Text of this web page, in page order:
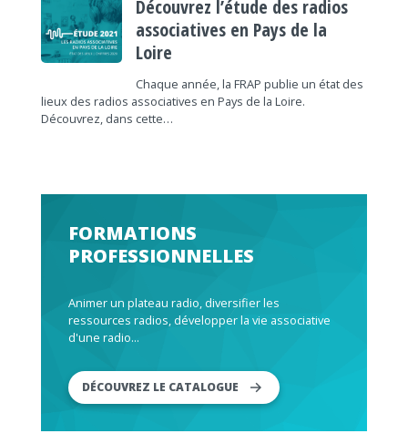
Découvrez l’étude des radios
associatives en Pays de la
Loire
Chaque année, la FRAP publie un état des
lieux des radios associatives en Pays de la Loire.
Découvrez, dans cette…
FORMATIONS
PROFESSIONNELLES
Animer un plateau radio, diversifier les
ressources radios, développer la vie associative
d'une radio...
DÉCOUVREZ LE CATALOGUE